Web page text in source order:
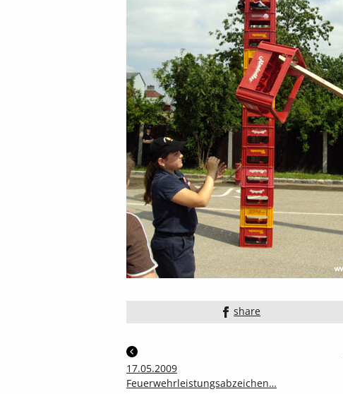
share
17.05.2009
Feuerwehrleistungsabzeichen…